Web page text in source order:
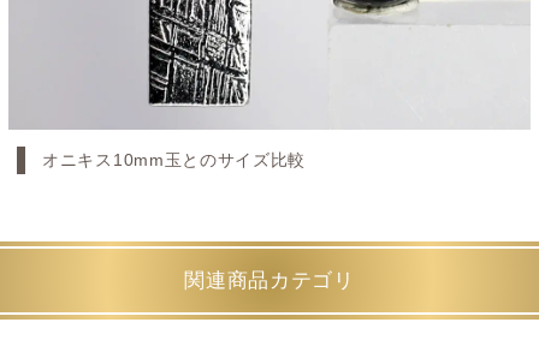
オニキス10mm玉とのサイズ比較
関連商品カテゴリ